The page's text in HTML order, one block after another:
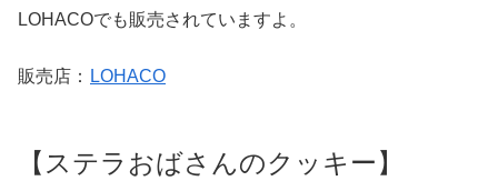
LOHACOでも販売されていますよ。
販売店： LOHACO
【ステラおばさんのクッキー】